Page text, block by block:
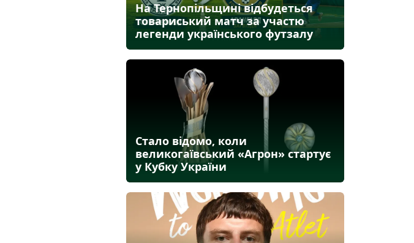
На Тернопільщині відбудеться
товариський матч за участю
легенди українського футзалу
Стало відомо, коли
великогаївський «Агрон» стартує
у Кубку України